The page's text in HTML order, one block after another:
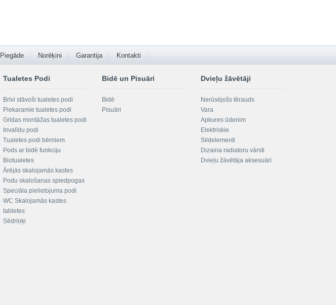
Piegāde Norēķini Garantija Kontakti
Tualetes Podi
Brīvi stāvoši tualetes podi
Piekaramie tualetes podi
Grīdas montāžas tualetes podi
Invalīdu podi
Tualetes podi bērniem
Pods ar bidē funkciju
Biotualetes
Ārējās skalojamās kastes
Podu skalošanas spiedpogas
Speciāla pielietojuma podi
WC Skalojamās kastes
tabletes
Sēdriņķi
Bidē un Pisuāri
Bidē
Pisuāri
Dvieļu žāvētāji
Nerūsējošs tērauds
Vara
Apkures ūdenim
Elektriskie
Sildelementi
Dizaina radiatoru vārsti
Dvieļu žāvētāja aksesuāri